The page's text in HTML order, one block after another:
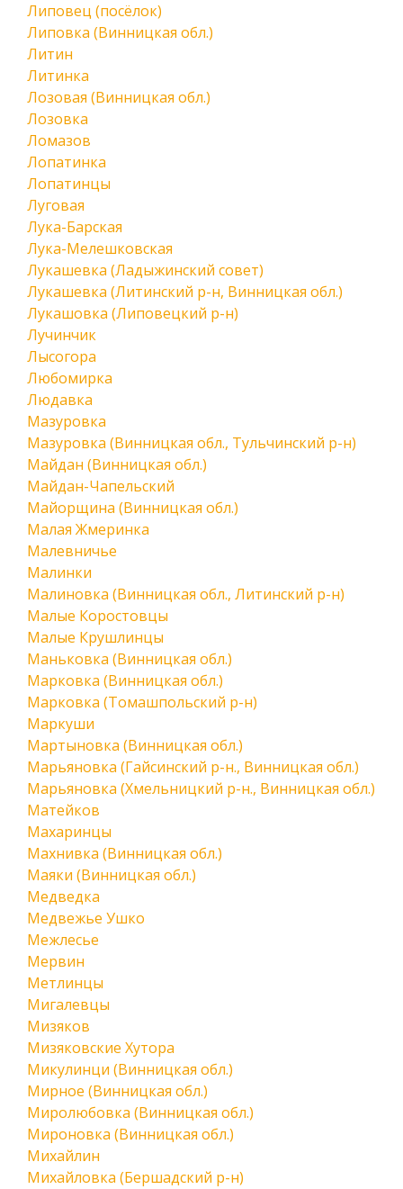
Липовец (посёлок)
Липовка (Винницкая обл.)
Литин
Литинка
Лозовая (Винницкая обл.)
Лозовка
Ломазов
Лопатинка
Лопатинцы
Луговая
Лука-Барская
Лука-Мелешковская
Лукашевка (Ладыжинский совет)
Лукашевка (Литинский р-н, Винницкая обл.)
Лукашовка (Липовецкий р-н)
Лучинчик
Лысогора
Любомирка
Людавка
Мазуровка
Мазуровка (Винницкая обл., Тульчинский р-н)
Майдан (Винницкая обл.)
Майдан-Чапельский
Майорщина (Винницкая обл.)
Малая Жмеринка
Малевничье
Малинки
Малиновка (Винницкая обл., Литинский р-н)
Малые Коростовцы
Малые Крушлинцы
Маньковка (Винницкая обл.)
Марковка (Винницкая обл.)
Марковка (Томашпольский р-н)
Маркуши
Мартыновка (Винницкая обл.)
Марьяновка (Гайсинский р-н., Винницкая обл.)
Марьяновка (Хмельницкий р-н., Винницкая обл.)
Матейков
Махаринцы
Махнивка (Винницкая обл.)
Маяки (Винницкая обл.)
Медведка
Медвежье Ушко
Межлесье
Мервин
Метлинцы
Мигалевцы
Мизяков
Мизяковские Хутора
Микулинци (Винницкая обл.)
Мирное (Винницкая обл.)
Миролюбовка (Винницкая обл.)
Мироновка (Винницкая обл.)
Михайлин
Михайловка (Бершадский р-н)